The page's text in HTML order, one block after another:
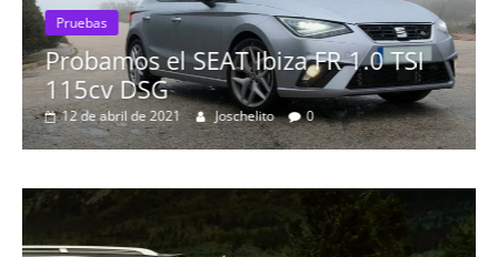
Pruebas
Probamos el SEAT Ibiza FR 1.0 TSI
115cv DSG
12 de abril de 2021 Joschelito 0